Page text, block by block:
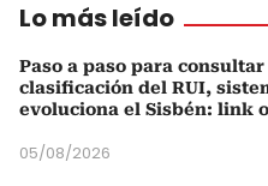
Lo más leído
Paso a paso para consultar
clasificación del RUI,
evoluciona el Sisbén: link
05/08/2026